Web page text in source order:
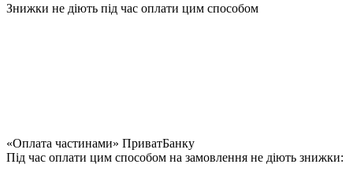
Знижки не діють під час оплати цим способом
«Оплата частинами» ПриватБанку
Під час оплати цим способом на замовлення не діють знижки: